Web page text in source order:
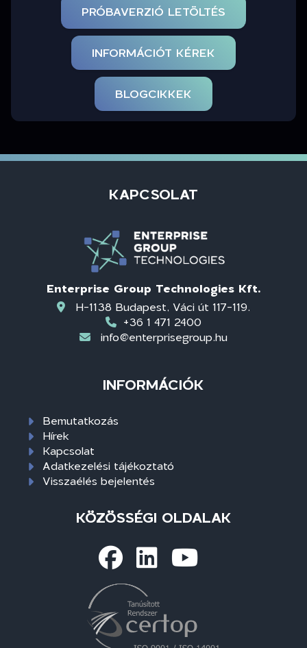
PRÓBAVERZIÓ LETÖLTÉS
INFORMÁCIÓT KÉREK
BLOGCIKKEK
KAPCSOLAT
Enterprise Group Technologies Kft.
H-1138 Budapest, Váci út 117-119.
+36 1 471 2400
info@enterprisegroup.hu
INFORMÁCIÓK
Bemutatkozás
Hírek
Kapcsolat
Adatkezelési tájékoztató
Visszaélés bejelentés
KÖZÖSSÉGI OLDALAK